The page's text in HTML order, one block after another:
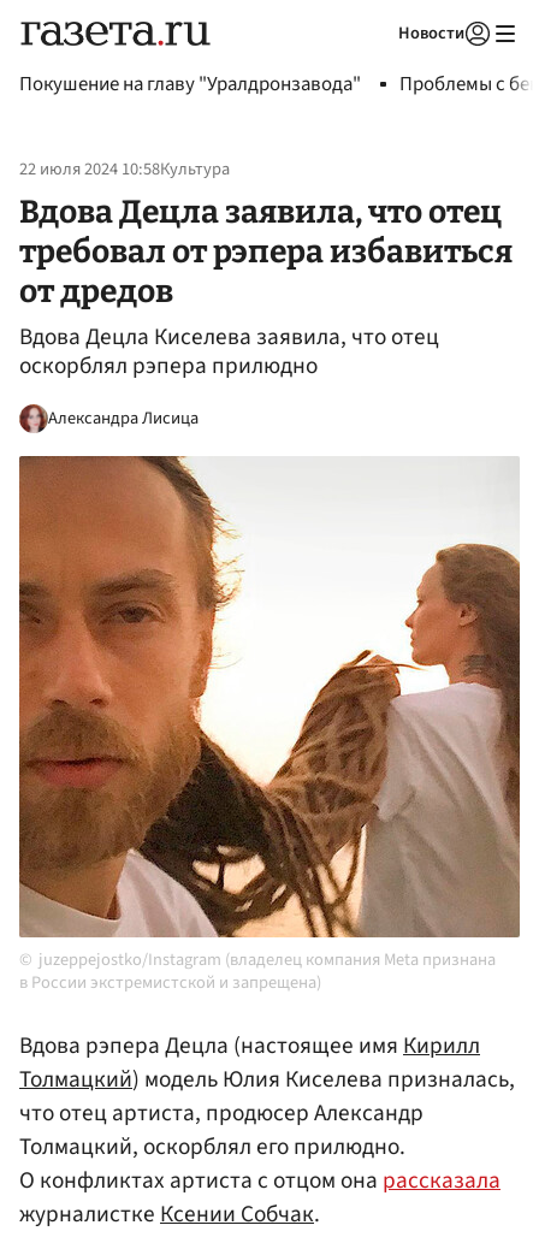
Новости
Покушение на главу "Уралдронзавода" Проблемы с
22 июля 2024 10:58Культура
Вдова Децла заявила, что отец
требовал от рэпера избавиться
от дредов
Вдова Децла Киселева заявила, что отец
оскорблял рэпера прилюдно
Александра Лисица
juzeppejostko/Instagram (владелец компания Meta признана
в России экстремистской и запрещена)
Вдова рэпера Децла (настоящее имяКирилл
Толмацкий) модель Юлия Киселева призналась,
что отец артиста, продюсер Александр
Толмацкий, оскорблял его прилюдно.
О конфликтах артиста с отцом она рассказала
журналисткеКсении Собчак.